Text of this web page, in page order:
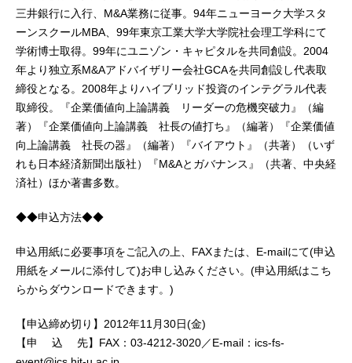
三井銀行に入行、M&A業務に従事。94年ニューヨーク大学スタ
ーンスクールMBA、99年東京工業大学大学院社会理工学科にて
学術博士取得。99年にユニゾン・キャピタルを共同創設。2004
年より独立系M&Aアドバイザリー会社GCAを共同創設し代表取
締役となる。2008年よりハイブリッド投資のインテグラル代表
取締役。『企業価値向上論講義 リーダーの危機突破力』（編
著）『企業価値向上論講義 社長の値打ち』（編著）『企業価値
向上論講義 社長の器』（編著）『バイアウト』（共著）（いず
れも日本経済新聞出版社）『M&Aとガバナンス』（共著、中央経
済社）ほか著書多数。
◆◆申込方法◆◆
申込用紙に必要事項をご記入の上、FAXまたは、E-mailにて(申込
用紙をメールに添付して)お申し込みください。(申込用紙はこち
らからダウンロードできます。)
【申込締め切り】2012年11月30日(金)
【申 込 先】FAX：03-4212-3020／E-mail：ics-fs-